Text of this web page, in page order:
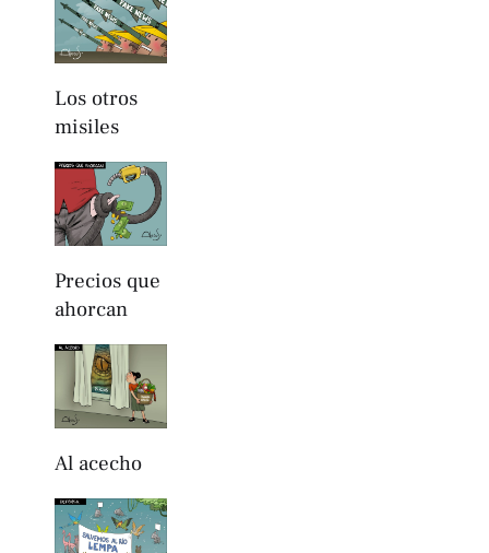
Los otros
misiles
Precios que
ahorcan
Al acecho